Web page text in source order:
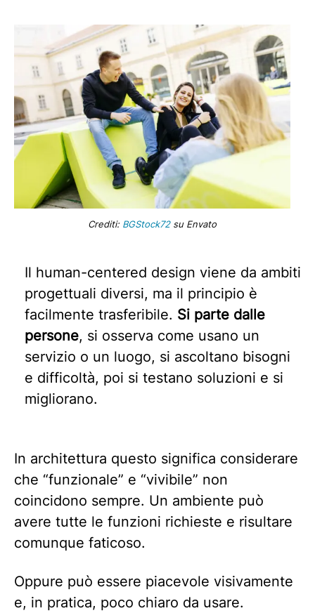
Crediti: BGStock72su Envato
Il human-centered design viene da ambiti
progettuali diversi, ma il principio è
facilmente trasferibile. Si parte dalle
persone, si osserva come usano un
servizio o un luogo, si ascoltano bisogni
e difficoltà, poi si testano soluzioni e si
migliorano.
In architettura questo significa considerare
che “funzionale” e “vivibile” non
coincidono sempre. Un ambiente può
avere tutte le funzioni richieste e risultare
comunque faticoso.
Oppure può essere piacevole visivamente
e, in pratica, poco chiaro da usare.